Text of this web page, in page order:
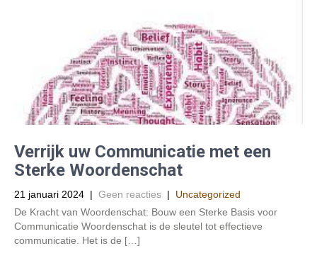
Verrijk uw Communicatie met een
Sterke Woordenschat
21 januari 2024 | Geen reacties | Uncategorized
De Kracht van Woordenschat: Bouw een Sterke Basis voor
Communicatie Woordenschat is de sleutel tot effectieve
communicatie. Het is de […]